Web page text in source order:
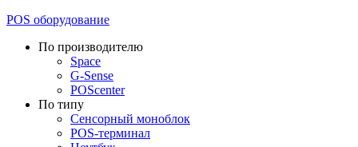
POS оборудование
По производителю
Space
G-Sense
POScenter
По типу
Сенсорный моноблок
POS-терминал